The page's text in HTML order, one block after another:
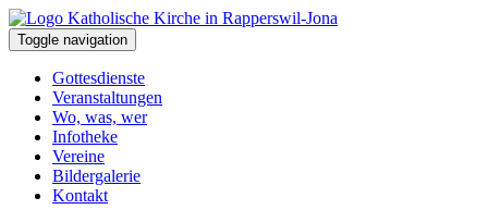
Toggle navigation
Gottesdienste
Veranstaltungen
Wo, was, wer
Infotheke
Vereine
Bildergalerie
Kontakt